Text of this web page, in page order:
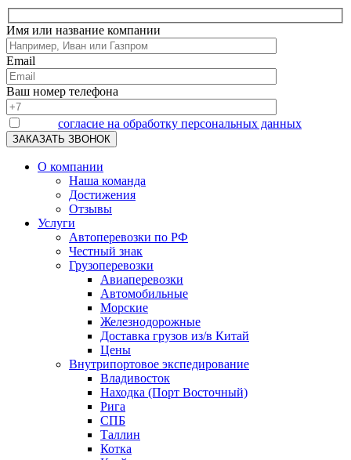
Имя или название компании
Email
Ваш номер телефона
согласие на обработку персональных данных
О компании
Наша команда
Достижения
Отзывы
Услуги
Автоперевозки по РФ
Честный знак
Грузоперевозки
Авиаперевозки
Автомобильные
Морские
Железнодорожные
Доставка грузов из/в Китай
Цены
Внутрипортовое экспедирование
Владивосток
Находка (Порт Восточный)
Рига
СПБ
Таллин
Котка